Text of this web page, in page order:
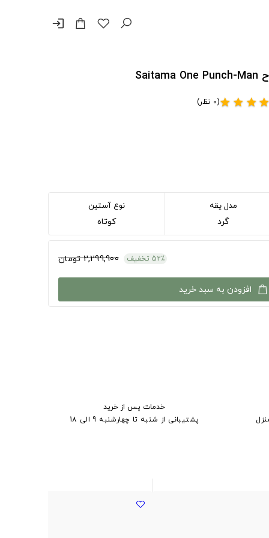
login
star
star
star
star(0 نظر)
مدل یقه
گرد
نوع آستین
کوتاه
52٪ تخفیف 2,299,900 تومان
افزودن به سبد خرید
خدمات پس از خرید
پشتیبانی از شنبه تا چهارشنبه 9 الی 18